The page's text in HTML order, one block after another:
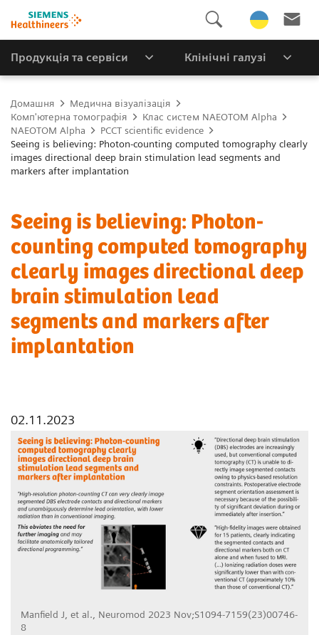
Продукція та сервіси Клінічні галузі
Домашня
Медична візуалізація
Комп'ютерна томографія
Клас систем NAEOTOM Alpha
NAEOTOM Alpha
PCCT scientific evidence
Seeing is believing: Photon-counting computed tomography clearly
images directional deep brain stimulation lead segments and
markers after implantation
Seeing is believing: Photon-
counting computed tomography
clearly images directional deep
brain stimulation lead
segments and markers after
implantation
02.11.2023
Manfield J, et al., Neuromod 2023 Nov;S1094-7159(23)00746-
8